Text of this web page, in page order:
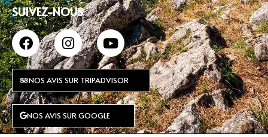
SUIVEZ-NOUS
NOS AVIS SUR TRIPADVISOR
NOS AVIS SUR GOOGLE